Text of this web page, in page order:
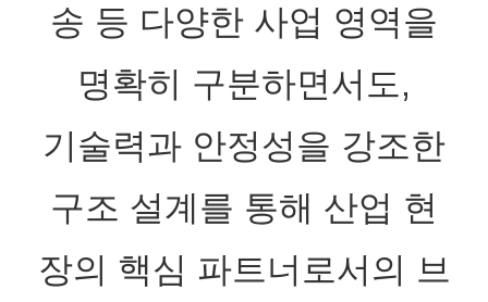
송 등 다양한 사업 영역을
명확히 구분하면서도 ,
기술력과 안정성을 강조한
구조 설계를 통해 산업 현
장의 핵심 파트너로서의 브